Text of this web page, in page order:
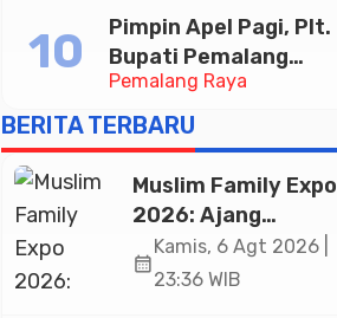
Masjid Istiqlal
Pemalang Raya
Pimpin Apel Pagi, Plt.
Bupati Pemalang
Tekankan Disiplin dan
Soliditas ASN untuk
Pelayanan Publik
BERITA TERBARU
Muslim Family Expo
2026: Ajang
Silaturahim dan
Kebangkitan
calendar_month
Kamis, 6 Agt 2026 |
23:36 WIB